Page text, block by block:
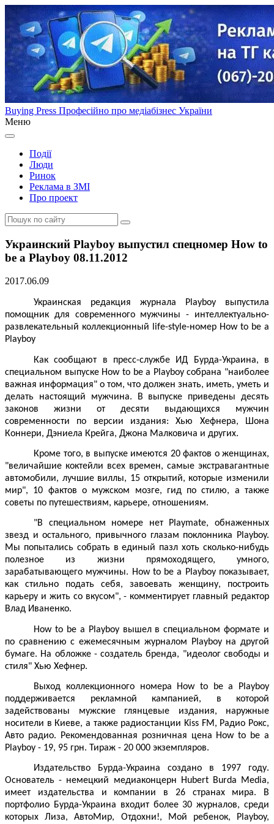
Buying Press Професійно про медіабізнес України
Меню
Події
Люди
Ринок
Реклама в ЗМІ
Про проект
Украинский Playboy выпустил спецномер How to
be a Playboy 08.11.2012
2017.06.09
Украинская редакция журнала Playboy выпустила
помощник для современного мужчины - интеллектуально-
развлекательный коллекционный life-style-номер How to be a
Playboy
Как сообщают в пресс-службе ИД Бурда-Украина, в
специальном выпуске How to be a Playboy собрана "наиболее
важная информация" о том, что должен знать, иметь, уметь и
делать настоящий мужчина. В выпуске приведены десять
законов жизни от десяти выдающихся мужчин
современности по версии издания: Хью Хефнера, Шона
Коннери, Дэниела Крейга, Джона Малковича и других.
Кроме того, в выпуске имеются 20 фактов о женщинах,
"величайшие коктейли всех времен, самые экстравагантные
автомобили, лучшие виллы, 15 открытий, которые изменили
мир", 10 фактов о мужском мозге, гид по стилю, а также
советы по путешествиям, карьере, отношениям.
"В специальном номере нет Playmate, обнаженных
звезд и остального, привычного глазам поклонника Playboy.
Мы попытались собрать в единый пазл хоть сколько-нибудь
полезное из жизни прямоходящего, умного,
зарабатывающего мужчины. How to be a Playboy показывает,
как стильно подать себя, завоевать женщину, построить
карьеру и жить со вкусом", - комментирует главный редактор
Влад Иваненко.
How to be a Playboy вышел в специальном формате и
по сравнению с ежемесячным журналом Playboy на другой
бумаге. На обложке - создатель бренда, "идеолог свободы и
стиля" Хью Хефнер.
Выход коллекционного номера How to be a Playboy
поддерживается рекламной кампанией, в которой
задействованы мужские глянцевые издания, наружные
носители в Киеве, а также радиостанции Kiss FM, Радио Рокс,
Авто радио. Рекомендованная розничная цена How to be a
Playboy - 19, 95 грн. Тираж - 20 000 экземпляров.
Издательство Бурда-Украина создано в 1997 году.
Основатель - немецкий медиаконцерн Hubert Burda Media,
имеет издательства и компании в 26 странах мира. В
портфолио Бурда-Украина входит более 30 журналов, среди
которых Лиза, АвтоМир, Отдохни!, Мой ребенок, Playboy,